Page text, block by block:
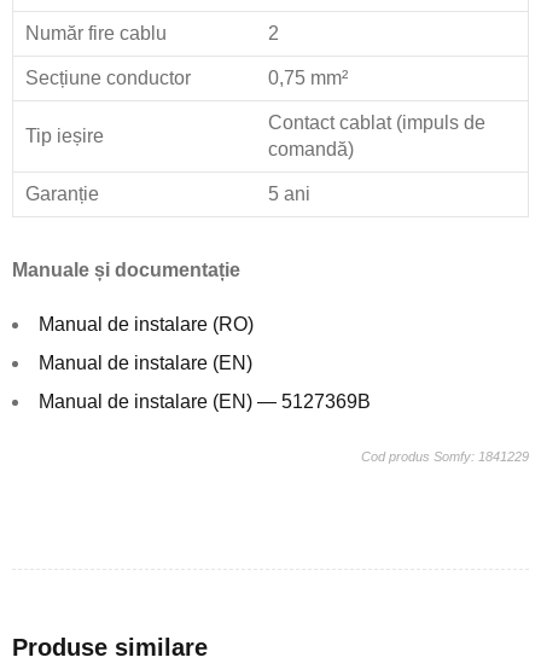
Număr fire cablu 2
Secțiune conductor 0,75 mm²
Tip ieșire
Contact cablat (impuls de
comandă)
Garanție 5 ani
Manuale și documentație
Manual de instalare (RO)
Manual de instalare (EN)
Manual de instalare (EN) — 5127369B
Cod produs Somfy: 1841229
Produse similare